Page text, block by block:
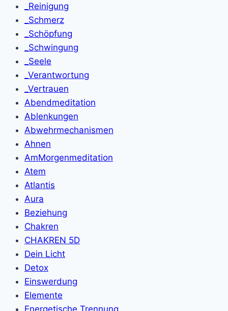
_Reinigung
_Schmerz
_Schöpfung
_Schwingung
_Seele
_Verantwortung
_Vertrauen
Abendmeditation
Ablenkungen
Abwehrmechanismen
Ahnen
AmMorgenmeditation
Atem
Atlantis
Aura
Beziehung
Chakren
CHAKREN 5D
Dein Licht
Detox
Einswerdung
Elemente
Energetische Trennung